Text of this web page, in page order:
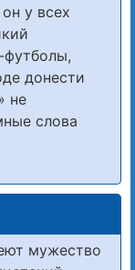
у всех
донести
не
слова
мужество